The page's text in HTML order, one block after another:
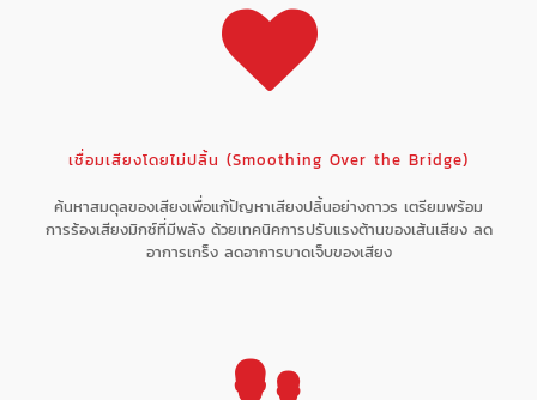
เชื่อมเสียงโดยไม่ปลิ้น (Smoothing Over the Bridge)
ค้นหาสมดุลของเสียงเพื่อแก้ปัญหาเสียงปลิ้นอย่างถาวร เตรียมพร้อม
การร้องเสียงมิกซ์ที่มีพลัง ด้วยเทคนิคการปรับแรงต้านของเส้นเสียง ลด
อาการเกร็ง ลดอาการบาดเจ็บของเสียง